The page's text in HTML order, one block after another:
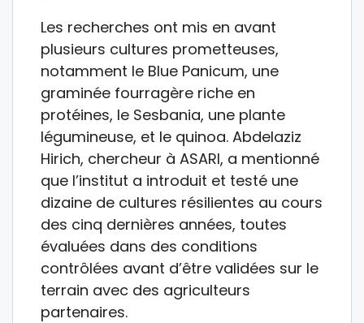
Les recherches ont mis en avant
plusieurs cultures prometteuses,
notamment le Blue Panicum, une
graminée fourragère riche en
protéines, le Sesbania, une plante
légumineuse, et le quinoa. Abdelaziz
Hirich, chercheur à ASARI, a mentionné
que l’institut a introduit et testé une
dizaine de cultures résilientes au cours
des cinq dernières années, toutes
évaluées dans des conditions
contrôlées avant d’être validées sur le
terrain avec des agriculteurs
partenaires.